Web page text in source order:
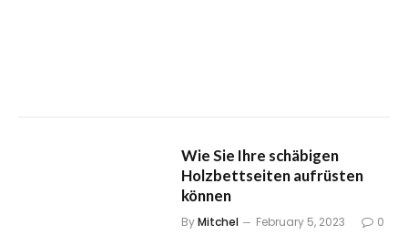
Wie Sie Ihre schäbigen
Holzbettseiten aufrüsten
können
ByMitchel February 5, 2023 0